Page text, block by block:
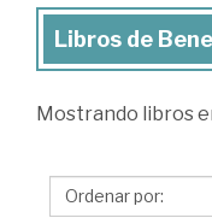
Libros
Benedicto
Miguel
Libros de
Mostrando libros